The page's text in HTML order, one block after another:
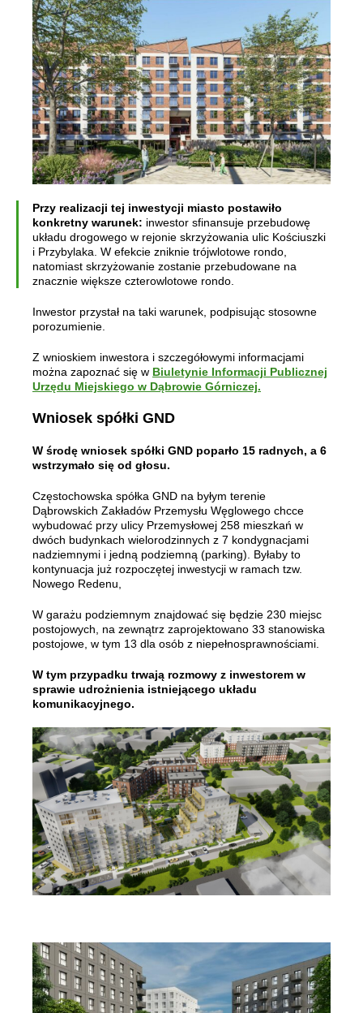
Przy realizacji tej inwestycji miasto postawiło
konkretny warunek: inwestor sfinansuje przebudowę
układu drogowego w rejonie skrzyżowania ulic Kościuszki
i Przybylaka. W efekcie zniknie trójwlotowe rondo,
natomiast skrzyżowanie zostanie przebudowane na
znacznie większe czterowlotowe rondo.
Inwestor przystał na taki warunek, podpisując stosowne
porozumienie.
Z wnioskiem inwestora i szczegółowymi informacjami
można zapoznać się w Biuletynie Informacji Publicznej
Urzędu Miejskiego w Dąbrowie Górniczej.
Wniosek spółki GND
W środę wniosek spółki GND poparło 15 radnych, a 6
wstrzymało się od głosu.
Częstochowska spółka GND na byłym terenie
Dąbrowskich Zakładów Przemysłu Węglowego chcce
wybudować przy ulicy Przemysłowej 258 mieszkań w
dwóch budynkach wielorodzinnych z 7 kondygnacjami
nadziemnymi i jedną podziemną (parking). Byłaby to
kontynuacja już rozpoczętej inwestycji w ramach tzw.
Nowego Redenu,
W garażu podziemnym znajdować się będzie 230 miejsc
postojowych, na zewnątrz zaprojektowano 33 stanowiska
postojowe, w tym 13 dla osób z niepełnosprawnościami.
W tym przypadku trwają rozmowy z inwestorem w
sprawie udrożnienia istniejącego układu
komunikacyjnego.